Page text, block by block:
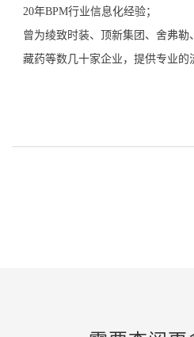
20年BPM行业信息化经验；
曾为绫致时装、顶新集团、舍弗勒
藏药等数几十家企业，提供专业的